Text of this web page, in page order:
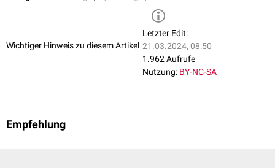
zu setzen). Nachdem die Muskulatur und das
genäht wurde, ist die Haut mit Einzelknopfnähten zu adaptieren.
Wichtiger Hinweis zu diesem Artikel
Letzter Edit:
21.03.2024, 08:50
1.962 Aufrufe
Nutzung: BY-NC-SA
Empfehlung